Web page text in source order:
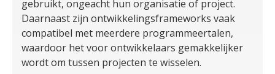
gebruikt, ongeacht hun organisatie of project.
Daarnaast zijn ontwikkelingsframeworks vaak
compatibel met meerdere programmeertalen,
waardoor het voor ontwikkelaars gemakkelijker
wordt om tussen projecten te wisselen.